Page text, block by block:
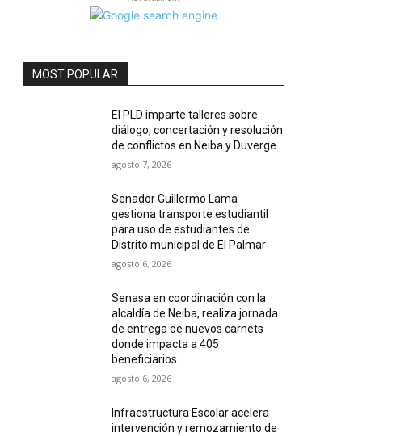
MOST POPULAR
El PLD imparte talleres sobre
diálogo, concertación y resolución
de conflictos en Neiba y Duverge
agosto 7, 2026
Senador Guillermo Lama
gestiona transporte estudiantil
para uso de estudiantes de
Distrito municipal de El Palmar
agosto 6, 2026
Senasa en coordinación con la
alcaldía de Neiba, realiza jornada
de entrega de nuevos carnets
donde impacta a 405
beneficiarios
agosto 6, 2026
Infraestructura Escolar acelera
intervención y remozamiento de